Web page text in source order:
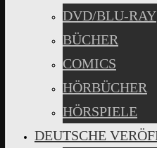
DVD/BLU-RAY
BÜCHER
COMICS
HÖRBÜCHER
HÖRSPIELE
DEUTSCHE